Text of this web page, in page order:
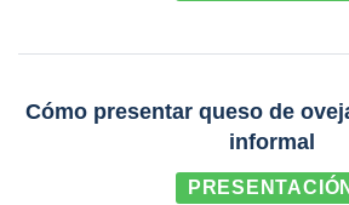
Cómo presentar queso de
informal
PRESENTACIÓN